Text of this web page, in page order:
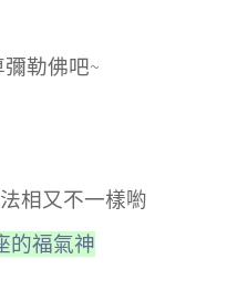
勒佛吧~
相又不一樣喲
的福氣神